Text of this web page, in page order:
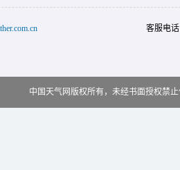
客服电
中国天气网版权所有，未经书面授权